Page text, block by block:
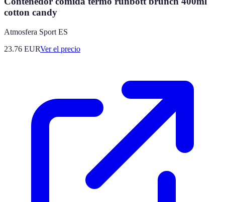
cotton candy
Atmosfera Sport ES
23.76 EURVer el precio